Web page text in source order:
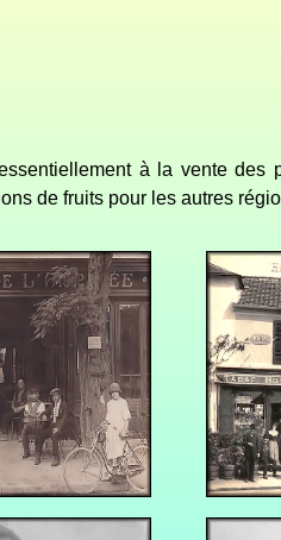
à la vente des
de fruits pour les autres